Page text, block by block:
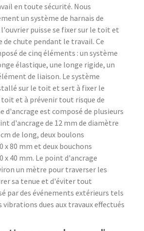
en toute sécurité. Nous
un système de harnais de
puisse se fixer sur le toit et
chute pendant le travail. Ce
de cinq éléments : un système
élastique, une longe rigide, un
de liaison. Le système
sur le toit et sert à fixer le
et à prévenir tout risque de
d'ancrage est composé de plusieurs
d'ancrage de 12 mm de diamètre
de long, deux boulons
x 80 mm et deux bouchons
x 40 mm. Le point d'ancrage
un mètre pour traverser les
sa tenue et d'éviter tout
par des événements extérieurs tels
vibrations dues aux travaux effectués